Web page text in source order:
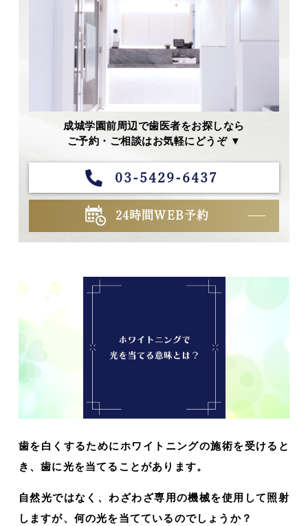
成城学園前周辺で歯医者をお探しなら
ご予約・ご相談はお気軽にどうぞ ▼
03-5429-6437
24時間WEB予約
歯を白くするためにホワイトニングの施術を受けると
き、歯に光を当てることがあります。
自然光ではなく、わざわざ専用の機械を使用して照射
しますが、何の光を当てているのでしょうか？